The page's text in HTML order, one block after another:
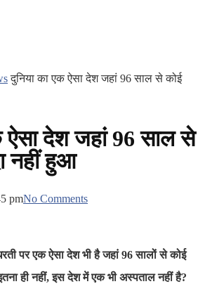
दुनिया का एक ऐसा देश जहां 96 साल से कोई
ऐसा देश जहां 96 साल से
नहीं हुआ
pmNo Comments
पर एक ऐसा देश भी है जहां 96 सालों से कोई
ही नहीं, इस देश में एक भी अस्पताल नहीं है?